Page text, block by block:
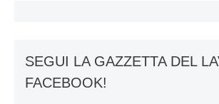
SEGUI LA GAZZETTA DEL
FACEBOOK!